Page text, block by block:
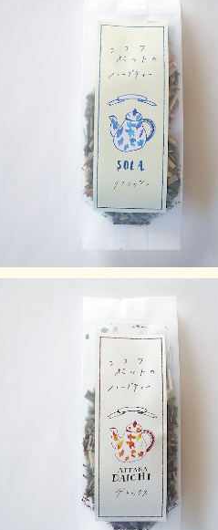
Sola【リフレッシュ】
¥1,100
Attaka-Daichi【デトックス】
¥1,100